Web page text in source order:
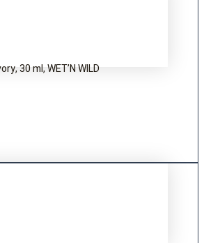
30 ml, WET’N WILD